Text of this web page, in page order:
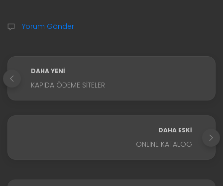
Yorum Gönder
DAHA YENI
KAPIDA ÖDEME SITELER
DAHA ESKI
ONLINE KATALOG